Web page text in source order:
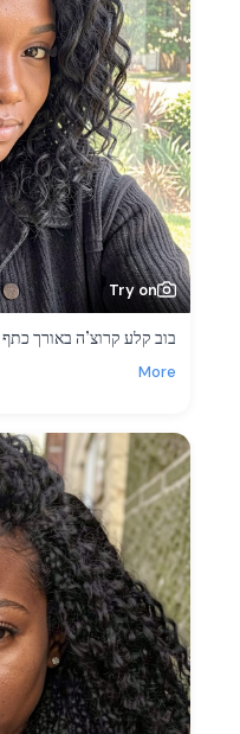
Try on
בוב קלע קרוצ’ה באורך כתף
More